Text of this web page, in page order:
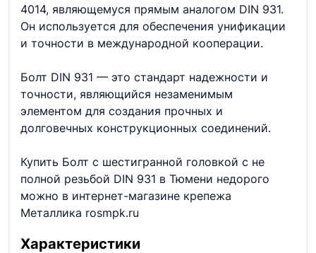
4014, являющемуся прямым аналогом DIN 931.
Он используется для обеспечения унификации
и точности в международной кооперации.
Болт DIN 931 — это стандарт надежности и
точности, являющийся незаменимым
элементом для создания прочных и
долговечных конструкционных соединений.
Купить Болт с шестигранной головкой с не
полной резьбой DIN 931 в Тюмени недорого
можно в интернет-магазине крепежа
Металлика rosmpk.ru
Характеристики